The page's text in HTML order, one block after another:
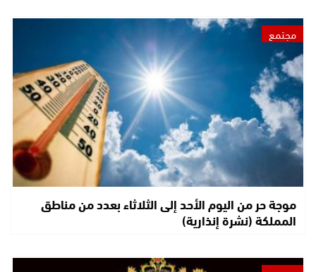
مجتمع
موجة حر من اليوم الأحد إلى الثلاثاء بعدد من مناطق
المملكة (نشرة إنذارية)